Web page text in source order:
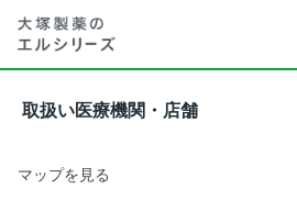
取扱い医療機関・店舗
マップを見る